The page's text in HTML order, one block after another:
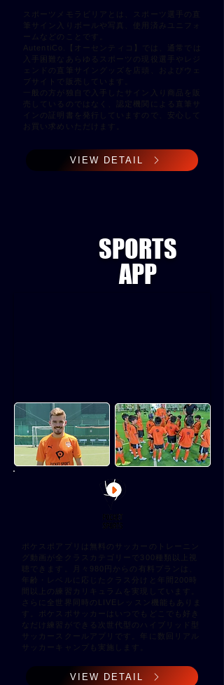
スポーツメモラビリアとは、スポーツ選手の直
筆サイン入りボールや写真、使用済みユニフォ
AutentiCo.【オーセンティコ】では、通常では
入手困難なあらゆるスポーツの現役選手やレジ
ェンドの直筆サイングッズを店頭、およびウェ
ブサイトで販売しています。
一般の方が独自で入手したサイン入り商品を販
売しているのではなく、認定機関による直筆サ
インの証明書を発行していますので、安心して
お買い求めいただけます。
VIEW DETAIL
SPORTS
APP
ポケスポアプリは無料のサッカーのトレーニン
グ動画が全クラスカテゴリーで300種類以上視
聴できます。月々980円からの有料プランは、
年齢・レベルに応じたクラス分けと年間200時
間以上の練習カリキュラムを実現しています。
さらに全世界同時のLIVEレッスン機能もありま
す。ポケスポサッカーはいつでもどこでも好き
なだけ練習ができる次世代型のハイブリッド型
サッカースクールアプリです。年に数回リアル
サッカーキャンプも実施します。
VIEW DETAIL